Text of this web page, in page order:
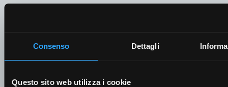
Consenso Dettagli
Questo sito web utilizza i cookie
Şirket